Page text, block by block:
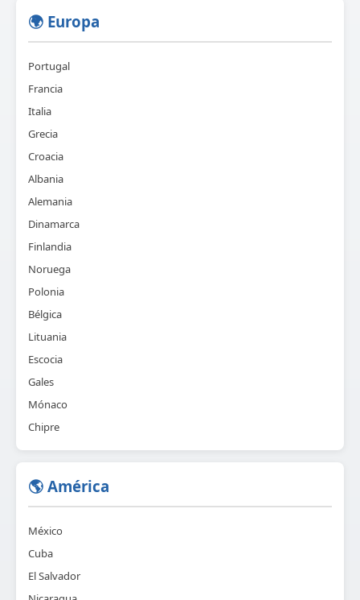
🌍 Europa
Portugal
Francia
Italia
Grecia
Croacia
Albania
Alemania
Dinamarca
Finlandia
Noruega
Polonia
Bélgica
Lituania
Escocia
Gales
Mónaco
Chipre
🌎 América
México
Cuba
El Salvador